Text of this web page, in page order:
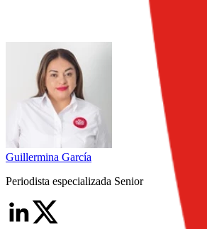
Guillermina García
Periodista especializada Senior